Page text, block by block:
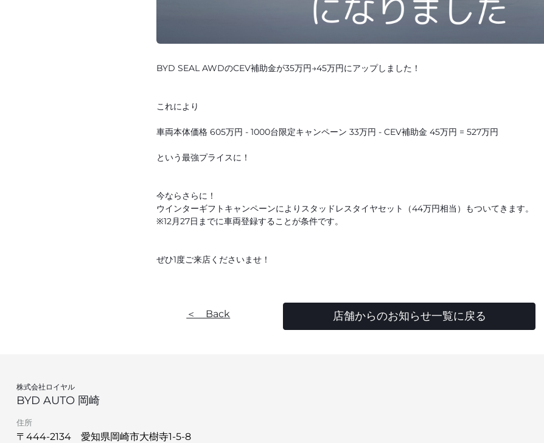
BYD SEAL AWDのCEV補助金が35万円→45万円にアップしました！
これにより
車両本体価格 605万円 - 1000台限定キャンペーン 33万円 - CEV補助金 45万円 = 527万円
という最強プライスに！
今ならさらに！
ウインターギフトキャンペーンによりスタッドレスタイヤセット（44万円相当）もついてきます。
※12月27日までに車両登録することが条件です。
ぜひ1度ご来店くださいませ！
＜ Back 店舗からのお知らせ一覧に戻る
株式会社ロイヤル
BYD AUTO 岡崎
住所
〒444-2134 愛知県岡崎市大樹寺1-5-8